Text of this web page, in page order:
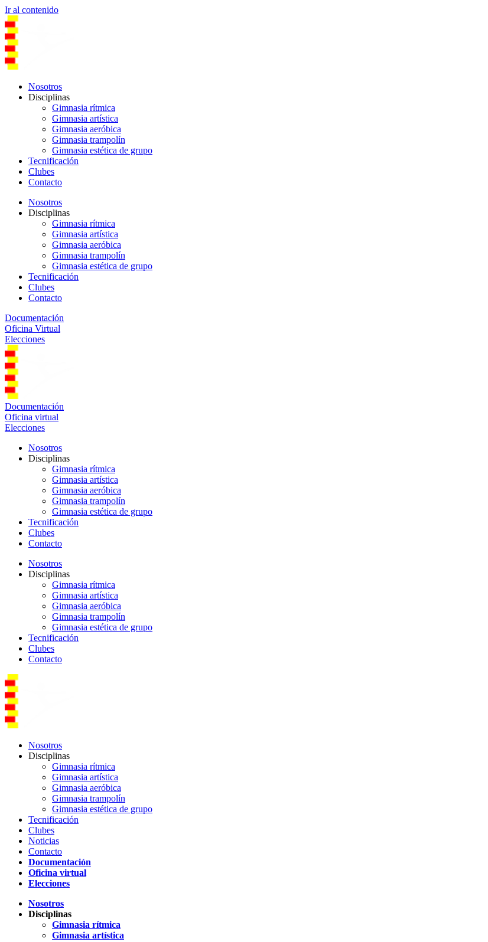
Ir al contenido
Nosotros
Disciplinas
Gimnasia rítmica
Gimnasia artística
Gimnasia aeróbica
Gimnasia trampolín
Gimnasia estética de grupo
Tecnificación
Clubes
Contacto
Nosotros
Disciplinas
Gimnasia rítmica
Gimnasia artística
Gimnasia aeróbica
Gimnasia trampolín
Gimnasia estética de grupo
Tecnificación
Clubes
Contacto
Documentación
Oficina Virtual
Elecciones
Documentación
Oficina virtual
Elecciones
Nosotros
Disciplinas
Gimnasia rítmica
Gimnasia artística
Gimnasia aeróbica
Gimnasia trampolín
Gimnasia estética de grupo
Tecnificación
Clubes
Contacto
Nosotros
Disciplinas
Gimnasia rítmica
Gimnasia artística
Gimnasia aeróbica
Gimnasia trampolín
Gimnasia estética de grupo
Tecnificación
Clubes
Contacto
Nosotros
Disciplinas
Gimnasia rítmica
Gimnasia artística
Gimnasia aeróbica
Gimnasia trampolín
Gimnasia estética de grupo
Tecnificación
Clubes
Noticias
Contacto
Documentación
Oficina virtual
Elecciones
Nosotros
Disciplinas
Gimnasia rítmica
Gimnasia artística